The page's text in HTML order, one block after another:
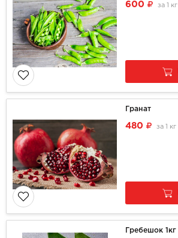
600 за 1 кг
Гранат
480 за 1 кг
Гребешок 1кг